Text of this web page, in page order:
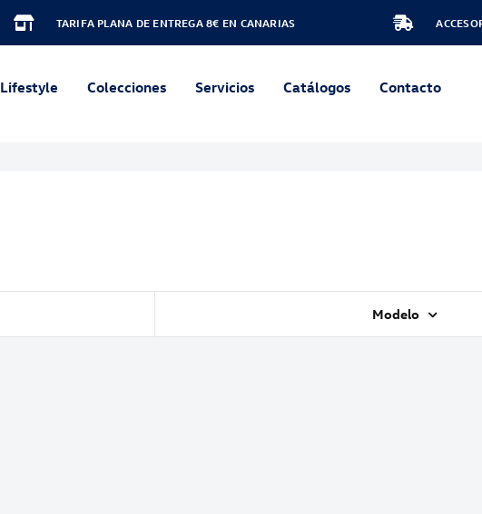
TARIFA PLANA DE ENTREGA 8€ EN CANARIAS
Lifestyle Colecciones Servicios Catálogos Contacto
Modelo